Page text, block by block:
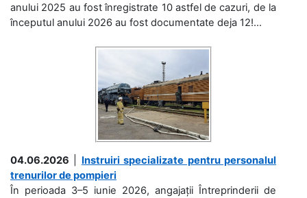
anului 2025 au fost înregistrate 10 astfel de cazuri, de la
începutul anului 2026 au fost documentate deja 12!...
04.06.2026
Instruiri specializate pentru personalul
trenurilor de pompieri
În perioada 3–5 iunie 2026, angajații Întreprinderii de